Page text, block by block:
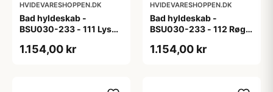
HVIDEVARESHOPPEN.DK
Bad hyldeskab -
BSU030-233 - 111 Lys
1.154,00 kr
HVIDEVARESHOPPEN.DK
Bad hyldeskab -
BSU030-233 - 112 Røget
1.154,00 kr